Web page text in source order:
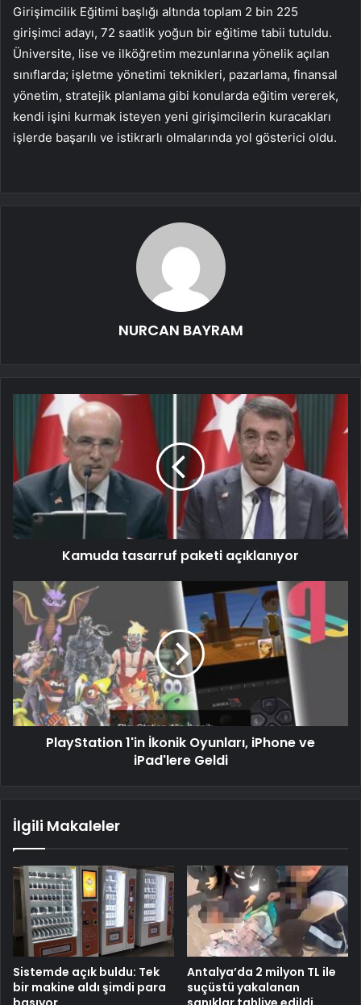
Girişimcilik Eğitimi başlığı altında toplam 2 bin 225
girişimci adayı, 72 saatlik yoğun bir eğitime tabii tutuldu.
Üniversite, lise ve ilköğretim mezunlarına yönelik açılan
sınıflarda; işletme yönetimi teknikleri, pazarlama, finansal
yönetim, stratejik planlama gibi konularda eğitim vererek,
kendi işini kurmak isteyen yeni girişimcilerin kuracakları
işlerde başarılı ve istikrarlı olmalarında yol gösterici oldu.
NURCAN BAYRAM
Kamuda tasarruf paketi açıklanıyor
PlayStation 1'in İkonik Oyunları, iPhone ve
iPad'lere Geldi
İlgili Makaleler
Sistemde açık buldu: Tek
bir makine aldı şimdi para
Antalya’da 2 milyon TL ile
suçüstü yakalanan